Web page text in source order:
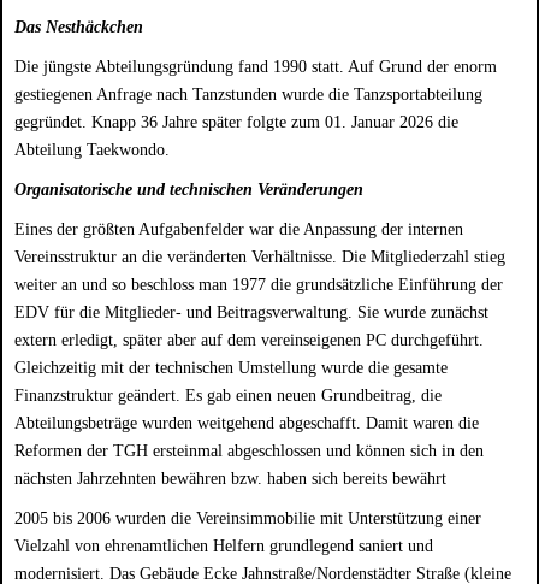
Das Nesthäckchen
Die jüngste Abteilungsgründung fand 1990 statt. Auf Grund der enorm
gestiegenen Anfrage nach Tanzstunden wurde die Tanzsportabteilung
gegründet. Knapp 36 Jahre später folgte zum 01. Januar 2026 die
Abteilung Taekwondo.
Organisatorische und technischen Veränderungen
Eines der größten Aufgabenfelder war die Anpassung der internen
Vereinsstruktur an die veränderten Verhältnisse. Die Mitgliederzahl stieg
weiter an und so beschloss man 1977 die grundsätzliche Einführung der
EDV für die Mitglieder- und Beitragsverwaltung. Sie wurde zunächst
extern erledigt, später aber auf dem vereinseigenen PC durchgeführt.
Gleichzeitig mit der technischen Umstellung wurde die gesamte
Finanzstruktur geändert. Es gab einen neuen Grundbeitrag, die
Abteilungsbeträge wurden weitgehend abgeschafft. Damit waren die
Reformen der TGH ersteinmal abgeschlossen und können sich in den
nächsten Jahrzehnten bewähren bzw. haben sich bereits bewährt
2005 bis 2006 wurden die Vereinsimmobilie mit Unterstützung einer
Vielzahl von ehrenamtlichen Helfern grundlegend saniert und
modernisiert. Das Gebäude Ecke Jahnstraße/Nordenstädter Straße (kleine